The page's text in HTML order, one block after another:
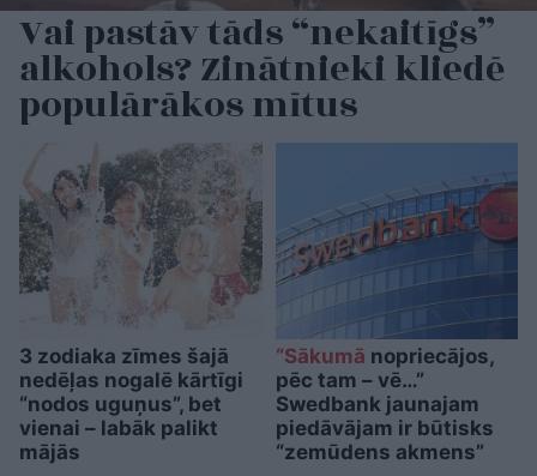
Vai pastāv tāds “nekaitīgs”
alkohols? Zinātnieki kliedē
populārākos mītus
3 zodiaka zīmes šajā
nedēļas nogalē kārtīgi
“nodos uguņus”, bet
vienai – labāk palikt
mājās
“Sākumā nopriecājos,
pēc tam – vē…”
Swedbank jaunajam
piedāvājam ir būtisks
“zemūdens akmens”